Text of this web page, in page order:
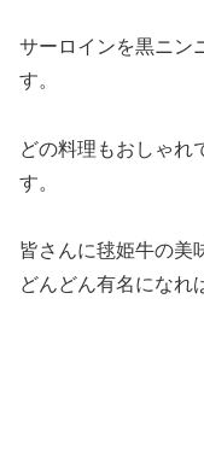
サーロインを黒ニン
す。
どの料理もおしゃれ
す。
皆さんに毬姫牛の美
どんどん有名になれ